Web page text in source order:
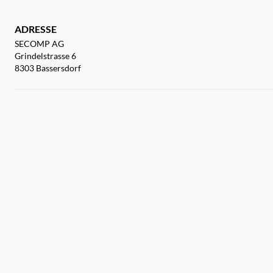
ADRESSE
SECOMP AG
Grindelstrasse 6
8303 Bassersdorf